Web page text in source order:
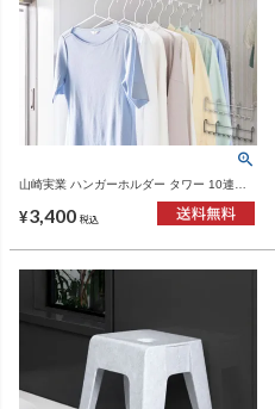
山崎実業 ハンガーホルダー タワー 10連
¥3,400 税込